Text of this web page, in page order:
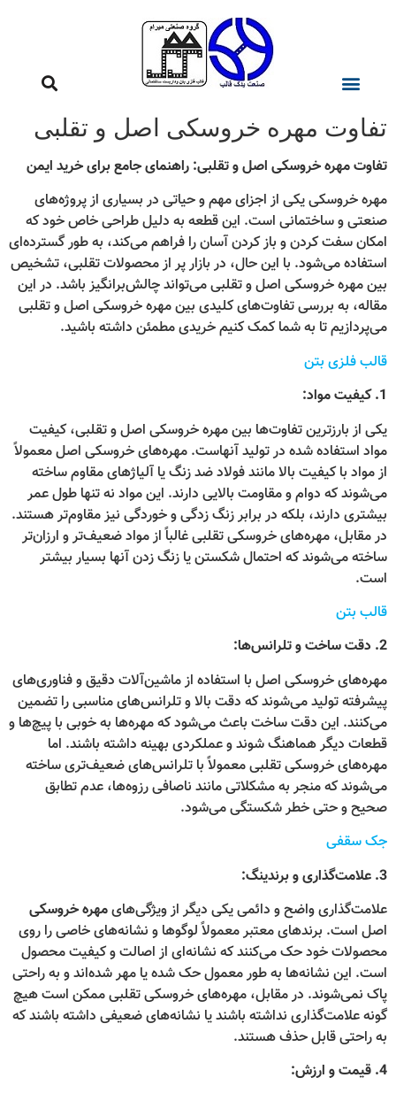
تفاوت مهره خروسکی اصل و تقلبی
تفاوت مهره خروسکی اصل و تقلبی: راهنمای جامع برای خرید ایمن
مهره خروسکی یکی از اجزای مهم و حیاتی در بسیاری از پروژه‌های
صنعتی و ساختمانی است. این قطعه به دلیل طراحی خاص خود که
امکان سفت کردن و باز کردن آسان را فراهم می‌کند، به طور گسترده‌ای
استفاده می‌شود. با این حال، در بازار پر از محصولات تقلبی، تشخیص
بین مهره خروسکی اصل و تقلبی می‌تواند چالش‌برانگیز باشد. در این
مقاله، به بررسی تفاوت‌های کلیدی بین مهره خروسکی اصل و تقلبی
می‌پردازیم تا به شما کمک کنیم خریدی مطمئن داشته باشید.
قالب فلزی بتن
1. کیفیت مواد:
یکی از بارزترین تفاوت‌ها بین مهره خروسکی اصل و تقلبی، کیفیت
مواد استفاده شده در تولید آنهاست. مهره‌های خروسکی اصل معمولاً
از مواد با کیفیت بالا مانند فولاد ضد زنگ یا آلیاژهای مقاوم ساخته
می‌شوند که دوام و مقاومت بالایی دارند. این مواد نه تنها طول عمر
بیشتری دارند، بلکه در برابر زنگ زدگی و خوردگی نیز مقاوم‌تر هستند.
در مقابل، مهره‌های خروسکی تقلبی غالباً از مواد ضعیف‌تر و ارزان‌تر
ساخته می‌شوند که احتمال شکستن یا زنگ زدن آنها بسیار بیشتر
است.
قالب بتن
2. دقت ساخت و تلرانس‌ها:
مهره‌های خروسکی اصل با استفاده از ماشین‌آلات دقیق و فناوری‌های
پیشرفته تولید می‌شوند که دقت بالا و تلرانس‌های مناسبی را تضمین
می‌کنند. این دقت ساخت باعث می‌شود که مهره‌ها به خوبی با پیچ‌ها و
قطعات دیگر هماهنگ شوند و عملکردی بهینه داشته باشند. اما
مهره‌های خروسکی تقلبی معمولاً با تلرانس‌های ضعیف‌تری ساخته
می‌شوند که منجر به مشکلاتی مانند ناصافی رزوه‌ها، عدم تطابق
صحیح و حتی خطر شکستگی می‌شود.
جک سقفی
3. علامت‌گذاری و برندینگ:
علامت‌گذاری واضح و دائمی یکی دیگر از ویژگی‌هایمهره خروسکی
اصل است. برندهای معتبر معمولاً لوگوها و نشانه‌های خاصی را روی
محصولات خود حک می‌کنند که نشانه‌ای از اصالت و کیفیت محصول
است. این نشانه‌ها به طور معمول حک شده یا مهر شده‌اند و به راحتی
پاک نمی‌شوند. در مقابل، مهره‌های خروسکی تقلبی ممکن است هیچ
گونه علامت‌گذاری نداشته باشند یا نشانه‌های ضعیفی داشته باشند که
به راحتی قابل حذف هستند.
4. قیمت و ارزش: